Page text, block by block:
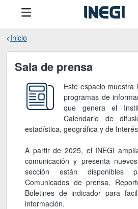
Inicio
Sala de prensa
Sala de prensa
Este espacio muestra
programas de
que genera el
Calendario de
estadística, geográfica y de
A partir de 2025, el INEGI
comunicación y presenta
sección están disponibles
Comunicados de prensa,
Boletines de indicador para
información.